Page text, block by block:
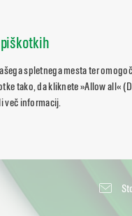
spletnega mesta ter
tako, da kliknete »Allow all«
več informacij.